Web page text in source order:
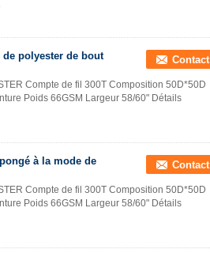
polyester de bout
Contact
Compte de fil 300T Composition 50D*50D
Poids 66GSM Largeur 58/60" Détails
à la mode de
Contact
Compte de fil 300T Composition 50D*50D
Poids 66GSM Largeur 58/60" Détails